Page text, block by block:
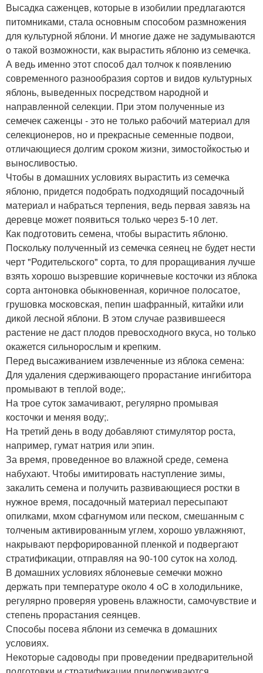
Высадка саженцев, которые в изобилии предлагаются
питомниками, стала основным способом размножения
для культурной яблони. И многие даже не задумываются
о такой возможности, как вырастить яблоню из семечка.
А ведь именно этот способ дал толчок к появлению
современного разнообразия сортов и видов культурных
яблонь, выведенных посредством народной и
направленной селекции. При этом полученные из
семечек саженцы - это не только рабочий материал для
селекционеров, но и прекрасные семенные подвои,
отличающиеся долгим сроком жизни, зимостойкостью и
выносливостью.
Чтобы в домашних условиях вырастить из семечка
яблоню, придется подобрать подходящий посадочный
материал и набраться терпения, ведь первая завязь на
деревце может появиться только через 5-10 лет.
Как подготовить семена, чтобы вырастить яблоню.
Поскольку полученный из семечка сеянец не будет нести
черт "Родительского" сорта, то для проращивания лучше
взять хорошо вызревшие коричневые косточки из яблока
сорта антоновка обыкновенная, коричное полосатое,
грушовка московская, пепин шафранный, китайки или
дикой лесной яблони. В этом случае развившееся
растение не даст плодов превосходного вкуса, но только
окажется сильнорослым и крепким.
Перед высаживанием извлеченные из яблока семена:
Для удаления сдерживающего прорастание ингибитора
промывают в теплой воде;.
На трое суток замачивают, регулярно промывая
косточки и меняя воду;.
На третий день в воду добавляют стимулятор роста,
например, гумат натрия или эпин.
За время, проведенное во влажной среде, семена
набухают. Чтобы имитировать наступление зимы,
закалить семена и получить развивающиеся ростки в
нужное время, посадочный материал пересыпают
опилками, мхом сфагнумом или песком, смешанным с
толченым активированным углем, хорошо увлажняют,
накрывают перфорированной пленкой и подвергают
стратификации, отправляя на 90-100 суток на холод.
В домашних условиях яблоневые семечки можно
держать при температуре около 4 oC в холодильнике,
регулярно проверяя уровень влажности, самочувствие и
степень прорастания сеянцев.
Способы посева яблони из семечка в домашних
условиях.
Некоторые садоводы при проведении предварительной